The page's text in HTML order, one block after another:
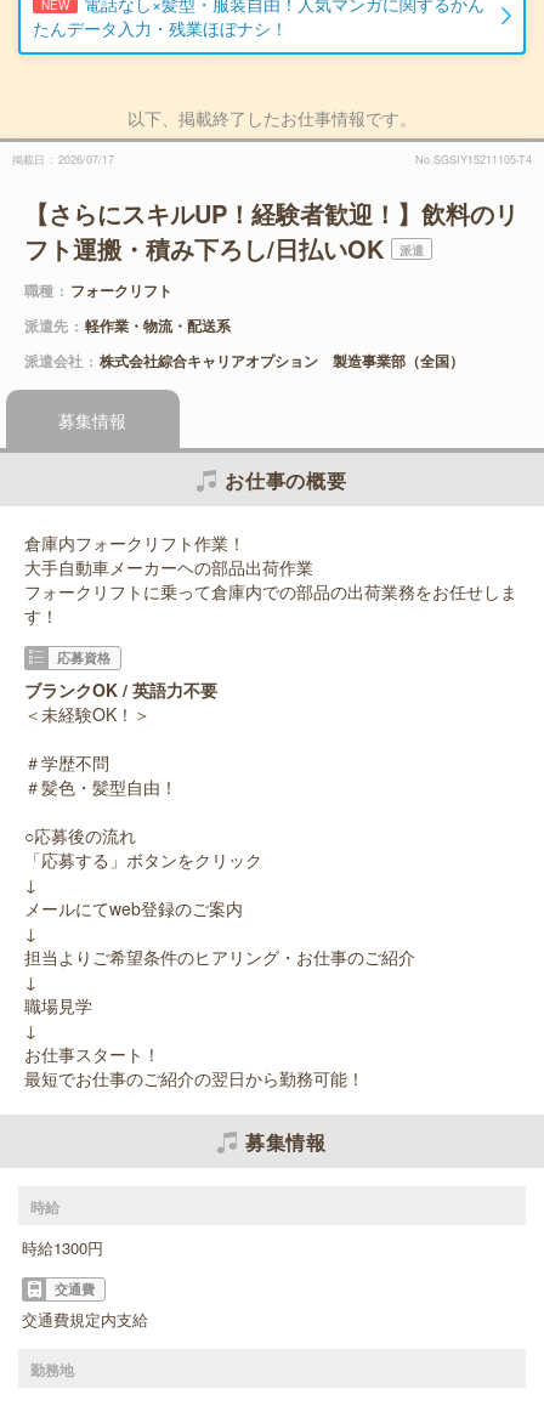
NEW
たんデータ入力・残業ほぼナシ！
以下、掲載終了したお仕事情報です。
掲載日 2026/07/17 No.SGSIY15211105-T4
【さらにスキルUP！経験者歓迎！】飲料のリ
フト運搬・積み下ろし/日払いOK
派遣
職種
フォークリフト
派遣先
軽作業・物流・配送系
派遣会社
株式会社綜合キャリアオプション 製造事業部（全国）
募集情報
お仕事の概要
倉庫内フォークリフト作業！
大手自動車メーカーヘの部品出荷作業
フォークリフトに乗って倉庫内での部品の出荷業務をお任せしま
す！
応募資格
ブランクOK / 英語力不要
＜未経験OK！＞
＃学歴不問
＃髪色・髪型自由！
○応募後の流れ
「応募する」ボタンをクリック
↓
メールにてweb登録のご案内
↓
担当よりご希望条件のヒアリング・お仕事のご紹介
↓
職場見学
↓
お仕事スタート！
最短でお仕事のご紹介の翌日から勤務可能！
募集情報
時給
時給1300円
交通費
交通費規定内支給
勤務地